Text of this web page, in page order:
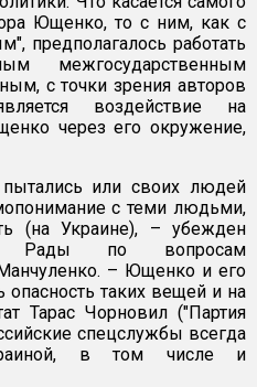
Ющенко, то с ним, как с
предполагалось работать
межгосударственным
с точки зрения авторов
воздействие на
через его окружение,
или своих людей
с теми людьми,
(на Украине), – убежден
Рады по вопросам
– Ющенко и его
таких вещей и на
Тарас Чорновил ("Партия
спецслужбы всегда
в том числе и